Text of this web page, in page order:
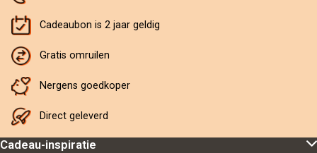
Cadeaubon is 2 jaar geldig
Gratis omruilen
Nergens goedkoper
Direct geleverd
Cadeau-inspiratie